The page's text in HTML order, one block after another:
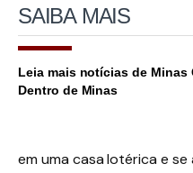
SAIBAMAIS
Leia mais notícias de Minas
Dentro de Minas
em uma casa lotérica e